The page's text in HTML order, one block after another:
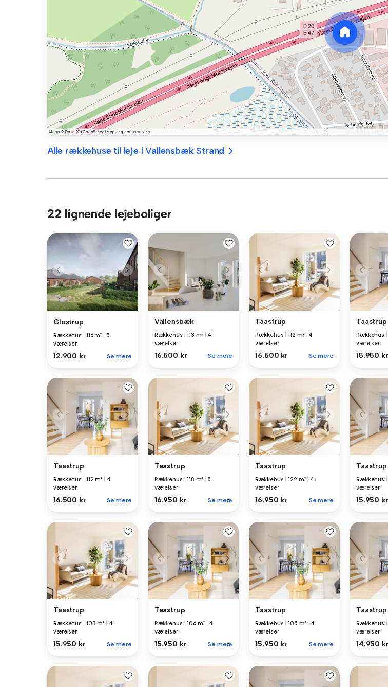
Alle rækkehuse til leje i Vallensbæk Strand
22 lignende lejeboliger
Glostrup
Rækkehus 116 m²
5
værelser
12.900 kr Se mere
Vallensbæk
Rækkehus |113 m²
4
værelser
16.500 kr Se mere
Taastrup
Rækkehus |112 m²
4
værelser
16.500 kr Se mere
Taastrup
Rækkehus
værelser
15.950 kr
Taastrup
Rækkehus 112 m²
4
værelser
16.500 kr Se mere
Taastrup
Rækkehus |118 m² |5
værelser
16.950 kr Se mere
Taastrup
Rækkehus |122 m²
4
værelser
16.950 kr Se mere
Taastrup
Rækkehus
værelser
15.950 kr
Taastrup
Rækkehus 103 m²
4
værelser
15.950 kr Se mere
Taastrup
Rækkehus |106 m²
4
værelser
15.950 kr Se mere
Taastrup
Rækkehus |105 m²
4
værelser
15.950 kr Se mere
Taastrup
Rækkehus
værelser
14.950 kr